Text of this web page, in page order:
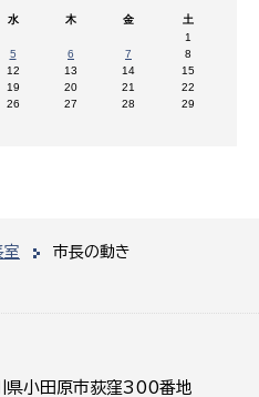
室
市長の動き
水 木 金
土
1
5 6 7
8
12 13 14
15
19 20 21
22
26 27 28
29
小田原市荻窪300番地